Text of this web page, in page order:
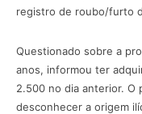
registro de roubo/furto
Questionado sobre a
anos, informou ter
2.500 no dia anterior. O
desconhecer a origem